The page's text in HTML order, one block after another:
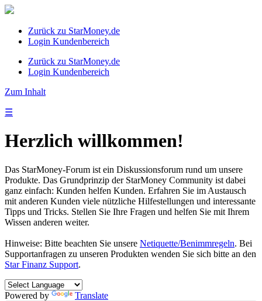
Zurück zu StarMoney.de
Login Kundenbereich
Zurück zu StarMoney.de
Login Kundenbereich
Zum Inhalt
☰
Herzlich willkommen!
Das StarMoney-Forum ist ein Diskussionsforum rund um unsere
Produkte. Das Grundprinzip der StarMoney Community ist dabei
ganz einfach: Kunden helfen Kunden. Erfahren Sie im Austausch
mit anderen Kunden viele nützliche Hilfestellungen und interessante
Tipps und Tricks. Stellen Sie Ihre Fragen und helfen Sie mit Ihrem
Wissen anderen weiter.
Hinweise: Bitte beachten Sie unsere Netiquette/Benimmregeln. Bei
Supportanfragen zu unseren Produkten wenden Sie sich bitte an den
Star Finanz Support.
Powered by Translate